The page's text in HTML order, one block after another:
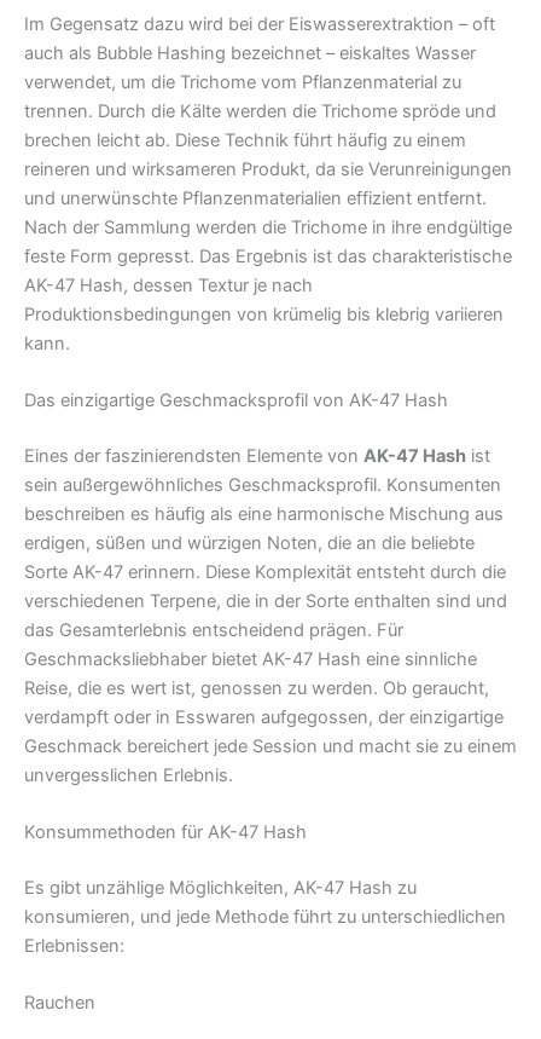
Im Gegensatz dazu wird bei der Eiswasserextraktion – oft
auch als Bubble Hashing bezeichnet – eiskaltes Wasser
verwendet, um die Trichome vom Pflanzenmaterial zu
trennen. Durch die Kälte werden die Trichome spröde und
brechen leicht ab. Diese Technik führt häufig zu einem
reineren und wirksameren Produkt, da sie Verunreinigungen
und unerwünschte Pflanzenmaterialien effizient entfernt.
Nach der Sammlung werden die Trichome in ihre endgültige
feste Form gepresst. Das Ergebnis ist das charakteristische
AK-47 Hash, dessen Textur je nach
Produktionsbedingungen von krümelig bis klebrig variieren
kann.
Das einzigartige Geschmacksprofil von AK-47 Hash
Eines der faszinierendsten Elemente von AK-47 Hash ist
sein außergewöhnliches Geschmacksprofil. Konsumenten
beschreiben es häufig als eine harmonische Mischung aus
erdigen, süßen und würzigen Noten, die an die beliebte
Sorte AK-47 erinnern. Diese Komplexität entsteht durch die
verschiedenen Terpene, die in der Sorte enthalten sind und
das Gesamterlebnis entscheidend prägen. Für
Geschmacksliebhaber bietet AK-47 Hash eine sinnliche
Reise, die es wert ist, genossen zu werden. Ob geraucht,
verdampft oder in Esswaren aufgegossen, der einzigartige
Geschmack bereichert jede Session und macht sie zu einem
unvergesslichen Erlebnis.
Konsummethoden für AK-47 Hash
Es gibt unzählige Möglichkeiten, AK-47 Hash zu
konsumieren, und jede Methode führt zu unterschiedlichen
Erlebnissen:
Rauchen